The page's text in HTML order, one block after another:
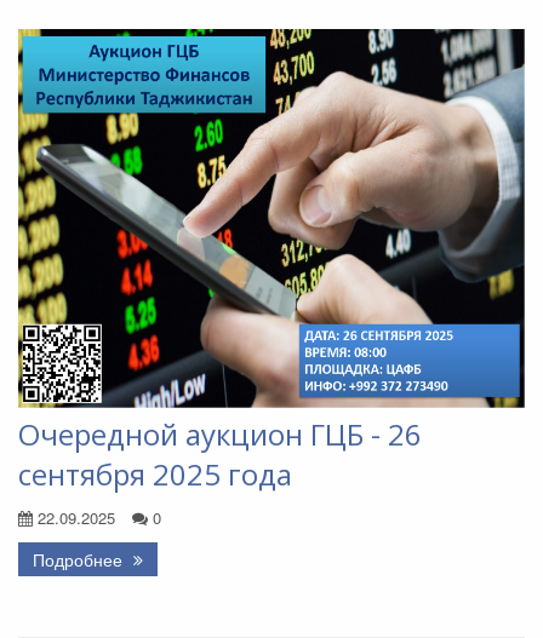
Очередной аукцион ГЦБ - 26
сентября 2025 года
22.09.2025 0
Подробнее